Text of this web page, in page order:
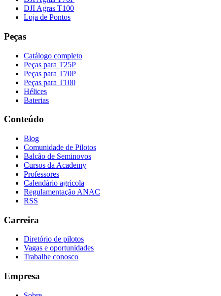
DJI Agras T100
Loja de Pontos
Peças
Catálogo completo
Peças para T25P
Peças para T70P
Peças para T100
Hélices
Baterias
Conteúdo
Blog
Comunidade de Pilotos
Balcão de Seminovos
Cursos da Academy
Professores
Calendário agrícola
Regulamentação ANAC
RSS
Carreira
Diretório de pilotos
Vagas e oportunidades
Trabalhe conosco
Empresa